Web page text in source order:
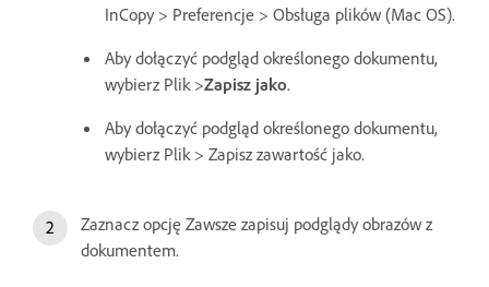
InCopy > Preferencje > Obsługa plików (Mac OS).
Aby dołączyć podgląd określonego dokumentu,
wybierz Plik >Zapisz jako.
Aby dołączyć podgląd określonego dokumentu,
wybierz Plik > Zapisz zawartość jako.
Zaznacz opcję Zawsze zapisuj podglądy obrazów z
dokumentem.